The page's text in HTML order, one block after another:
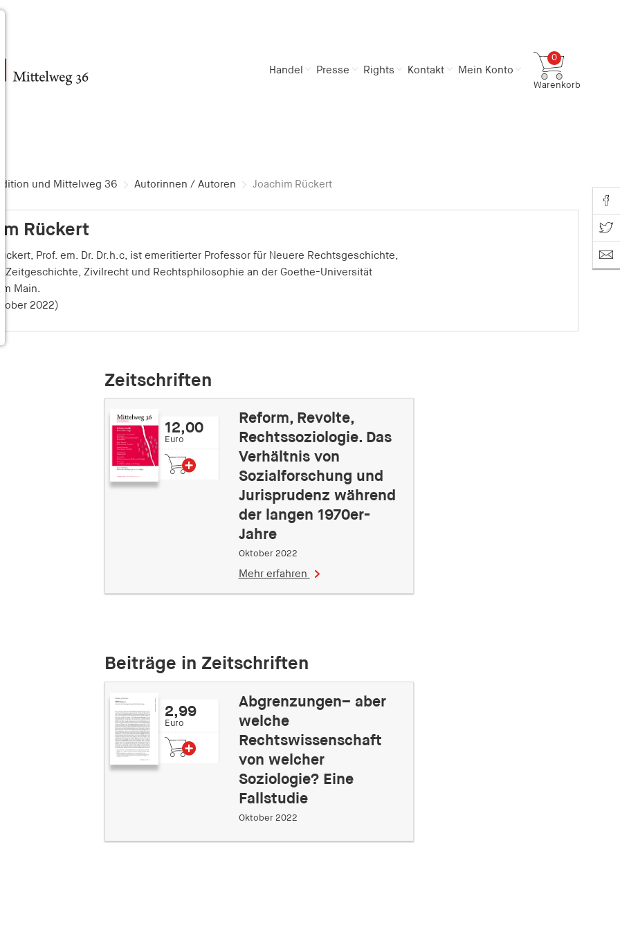
Handel Presse Rights Kontakt Mein Konto
0
Warenkorb
und Mittelweg 36 Autorinnen / Autoren Joachim Rückert
Rückert
Prof. em. Dr. Dr.h.c, ist emeritierter Professor für Neuere Rechtsgeschichte,
Zeitgeschichte, Zivilrecht und Rechtsphilosophie an der Goethe-Universität
Main.
2022)
Zeitschriften
12,00
Euro
Reform, Revolte,
Rechtssoziologie. Das
Verhältnis von
Sozialforschung und
Jurisprudenz während
der langen 1970er-
Jahre
Oktober 2022
Mehr erfahren
Beiträge in Zeitschriften
2,99
Euro
Abgrenzungen– aber
welche
Rechtswissenschaft
von welcher
Soziologie? Eine
Fallstudie
Oktober 2022
Share
Share on